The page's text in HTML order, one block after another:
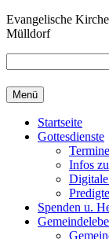
Zum
Inhalt
Evangelische
Mülldorf
Menü
Startseite
Gottesdienste
Infos
Spenden u.